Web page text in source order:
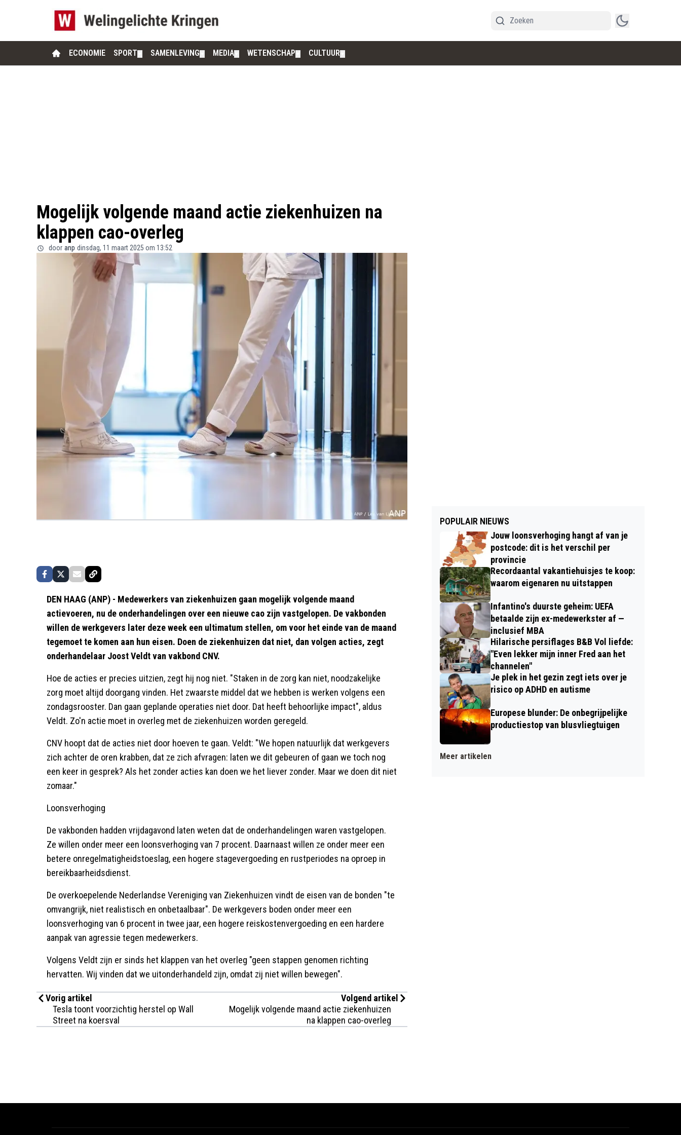
ECONOMIE SPORT SAMENLEVING MEDIA WETENSCHAP CULTUUR
Mogelijk volgende maand actie ziekenhuizen na
klappen cao-overleg
door anp dinsdag, 11 maart 2025 om 13:52
DEN HAAG (ANP) - Medewerkers van ziekenhuizen gaan mogelijk volgende maand
actievoeren, nu de onderhandelingen over een nieuwe cao zijn vastgelopen. De vakbonden
willen de werkgevers later deze week een ultimatum stellen, om voor het einde van de maand
tegemoet te komen aan hun eisen. Doen de ziekenhuizen dat niet, dan volgen acties, zegt
onderhandelaar Joost Veldt van vakbond CNV.
Hoe de acties er precies uitzien, zegt hij nog niet. "Staken in de zorg kan niet, noodzakelijke
zorg moet altijd doorgang vinden. Het zwaarste middel dat we hebben is werken volgens een
zondagsrooster. Dan gaan geplande operaties niet door. Dat heeft behoorlijke impact", aldus
Veldt. Zo'n actie moet in overleg met de ziekenhuizen worden geregeld.
CNV hoopt dat de acties niet door hoeven te gaan. Veldt: "We hopen natuurlijk dat werkgevers
zich achter de oren krabben, dat ze zich afvragen: laten we dit gebeuren of gaan we toch nog
een keer in gesprek? Als het zonder acties kan doen we het liever zonder. Maar we doen dit niet
zomaar."
Loonsverhoging
De vakbonden hadden vrijdagavond laten weten dat de onderhandelingen waren vastgelopen.
Ze willen onder meer een loonsverhoging van 7 procent. Daarnaast willen ze onder meer een
betere onregelmatigheidstoeslag, een hogere stagevergoeding en rustperiodes na oproep in
bereikbaarheidsdienst.
De overkoepelende Nederlandse Vereniging van Ziekenhuizen vindt de eisen van de bonden "te
omvangrijk, niet realistisch en onbetaalbaar". De werkgevers boden onder meer een
loonsverhoging van 6 procent in twee jaar, een hogere reiskostenvergoeding en een hardere
aanpak van agressie tegen medewerkers.
Volgens Veldt zijn er sinds het klappen van het overleg "geen stappen genomen richting
hervatten. Wij vinden dat we uitonderhandeld zijn, omdat zij niet willen bewegen".
Vorig artikel
Tesla toont voorzichtig herstel op Wall
Street na koersval
Volgend artikel
Mogelijk volgende maand actie ziekenhuizen
na klappen cao-overleg
POPULAIR NIEUWS
Jouw loonsverhoging hangt af van je
postcode: dit is het verschil per
provincie
Recordaantal vakantiehuisjes te koop:
waarom eigenaren nu uitstappen
Infantino's duurste geheim: UEFA
betaalde zijn ex-medewerkster af —
inclusief MBA
Hilarische persiflages B&B Vol liefde:
"Even lekker mijn inner Fred aan het
channelen"
Je plek in het gezin zegt iets over je
risico op ADHD en autisme
Europese blunder: De onbegrijpelijke
productiestop van blusvliegtuigen
Meer artikelen